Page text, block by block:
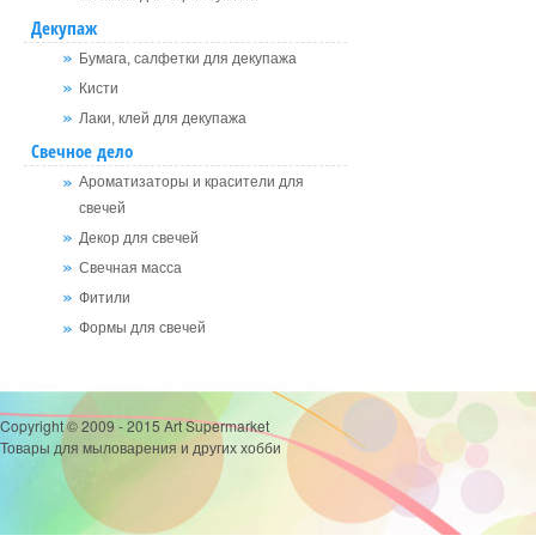
Декупаж
Бумага, салфетки для декупажа
Кисти
Лаки, клей для декупажа
Свечное дело
Ароматизаторы и красители для
свечей
Декор для свечей
Свечная масса
Фитили
Формы для свечей
Copyright © 2009 - 2015 Art Supermarket
Товары для мыловарения и других хобби